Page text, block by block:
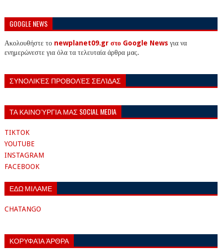
GOOGLE NEWS
Ακολουθήστε το newplanet09.gr στο Google Newsγια να
ενημερώνεστε για όλα τα τελευταία άρθρα μας.
ΣΥΝΟΛΙΚΈΣ ΠΡΟΒΟΛΈΣ ΣΕΛΊΔΑΣ
ΤΑ ΚΑΙΝΟΎΡΓΙΑ ΜΑΣ SOCIAL MEDIA
TIKTOK
YOUTUBE
INSTAGRAM
FACEBOOK
ΕΔΩ ΜΙΛΑΜΕ
CHATANGO
ΚΟΡΥΦΑΊΑ ΆΡΘΡΑ